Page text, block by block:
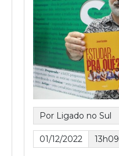
Por Ligado no Sul
01/12/2022 13h09